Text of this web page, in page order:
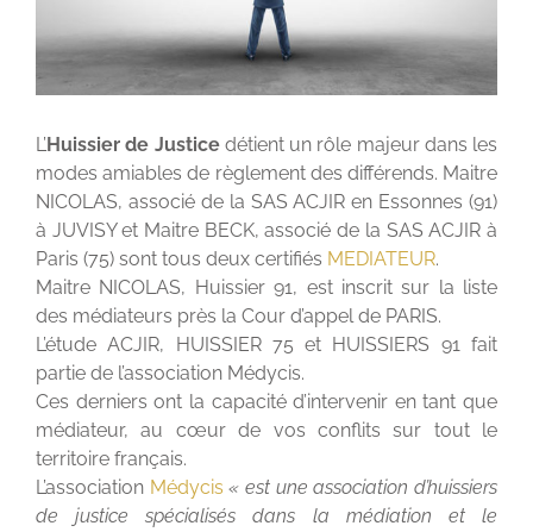
L’Huissier de Justicedétient un rôle majeur dans les
modes amiables de règlement des différends. Maitre
NICOLAS, associé de la SAS ACJIR en Essonnes (91)
à JUVISY et Maitre BECK, associé de la SAS ACJIR à
Paris (75) sont tous deux certifiés MEDIATEUR.
Maitre NICOLAS, Huissier 91, est inscrit sur la liste
des médiateurs près la Cour d’appel de PARIS.
L’étude ACJIR, HUISSIER 75 et HUISSIERS 91 fait
partie de l’association Médycis.
Ces derniers ont la capacité d’intervenir en tant que
médiateur, au cœur de vos conflits sur tout le
territoire français.
L’association Médycis « est une association d’huissiers
de justice spécialisés dans la médiation et le